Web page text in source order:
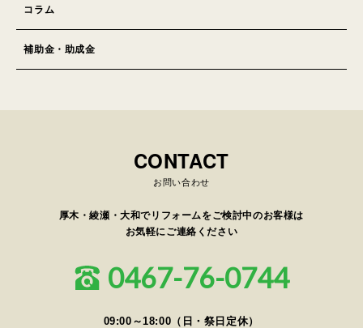
コラム
補助金・助成金
お問い合わせ
厚木・綾瀬・大和でリフォームをご検討中のお客様は
お気軽にご連絡ください
0467-76-0744
09:00～18:00（日・祭日定休）